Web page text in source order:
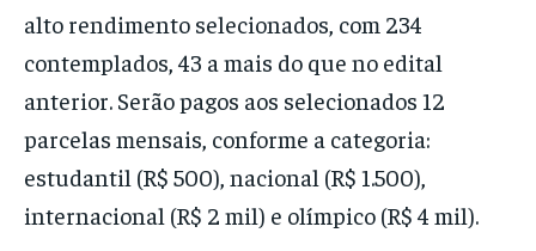
alto rendimento selecionados, com 234
contemplados, 43 a mais do que no edital
anterior. Serão pagos aos selecionados 12
parcelas mensais, conforme a categoria:
estudantil (R$ 500), nacional (R$ 1.500),
internacional (R$ 2 mil) e olímpico (R$ 4 mil).